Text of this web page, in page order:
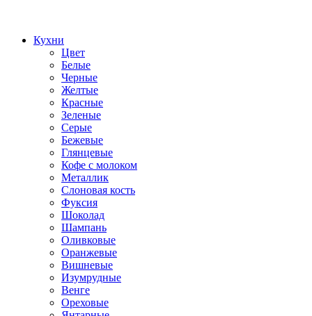
Кухни
Цвет
Белые
Черные
Желтые
Красные
Зеленые
Серые
Бежевые
Глянцевые
Кофе с молоком
Металлик
Слоновая кость
Фуксия
Шоколад
Шампань
Оливковые
Оранжевые
Вишневые
Изумрудные
Венге
Ореховые